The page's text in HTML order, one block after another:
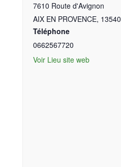
7610 Route d'Avignon
AIX EN PROVENCE, 13540
Téléphone
0662567720
Voir Lieu site web